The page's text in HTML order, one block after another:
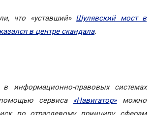
что «уставший» Шулявский мост в
в центре скандала.
информационно-правовых системах
сервиса «Навигатор»можно